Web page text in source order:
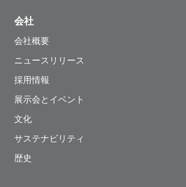
会社
会社概要
ニュースリリース
採用情報
展示会とイベント
文化
サステナビリティ
歴史